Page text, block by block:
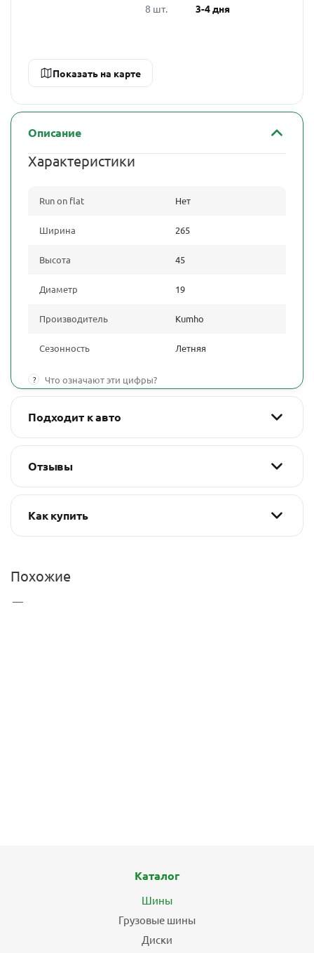
8 шт. 3-4 дня
Показать на карте
Описание
Характеристики
Run on flat Нет
Ширина 265
Высота 45
Диаметр 19
Производитель Kumho
Сезонность Летняя
? Что означают эти цифры?
Подходит к авто
Отзывы
Как купить
Похожие
Каталог
Шины
Грузовые шины
Диски